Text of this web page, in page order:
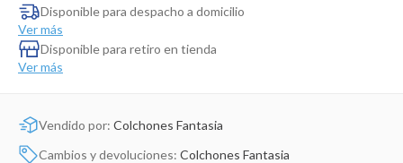
Disponible para despacho a domicilio
Ver más
Disponible para retiro en tienda
Ver más
Vendido por: Colchones Fantasia
Cambios y devoluciones: Colchones Fantasia
Cuna Colecho
Cartas Pokemon
Dinosaurio Juguete